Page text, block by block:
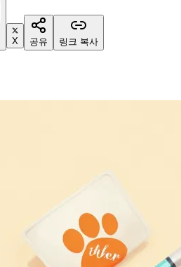
X 공유 링크 복사